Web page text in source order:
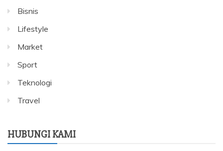
Bisnis
Lifestyle
Market
Sport
Teknologi
Travel
HUBUNGI KAMI